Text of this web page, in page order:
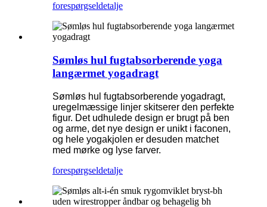
forespørgseldetalje
Sømløs hul fugtabsorberende yoga
langærmet yogadragt
Sømløs hul fugtabsorberende yogadragt,
uregelmæssige linjer skitserer den perfekte
figur. Det udhulede design er brugt på ben
og arme, det nye design er unikt i faconen,
og hele yogakjolen er desuden matchet
med mørke og lyse farver.
forespørgseldetalje